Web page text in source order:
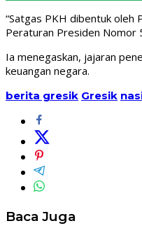
“Satgas PKH dibentuk oleh
Peraturan Presiden Nomor
Ia menegaskan, jajaran
keuangan negara.
berita gresik Gresik
Baca Juga